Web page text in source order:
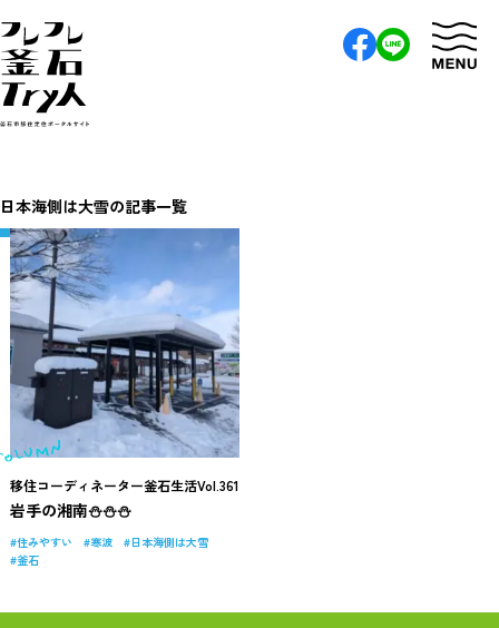
日本海側は大雪の記事一覧
移住コーディネーター釜石生活Vol.361
岩手の湘南⛄⛄⛄
住みやすい 寒波
日本海側は大雪
釜石